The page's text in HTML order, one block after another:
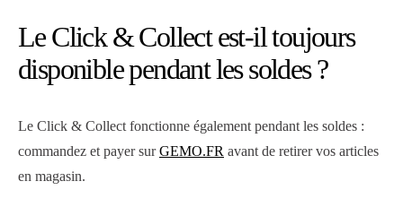
Le Click & Collect est-il toujours
disponible pendant les soldes ?
Le Click & Collect fonctionne également pendant les soldes :
commandez et payer surGEMO.FR avant de retirer vos articles
en magasin.